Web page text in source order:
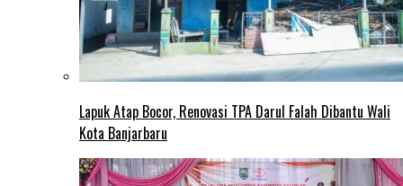
Lapuk Atap Bocor, Renovasi TPA Darul Falah Dibantu Wali
Kota Banjarbaru